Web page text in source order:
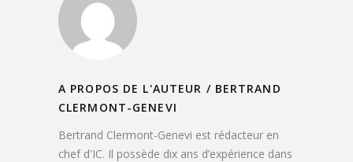
A PROPOS DE L'AUTEUR / BERTRAND
CLERMONT-GENEVI
Bertrand Clermont-Genevi est rédacteur en
chef d'IC. Il possède dix ans d’expérience dans